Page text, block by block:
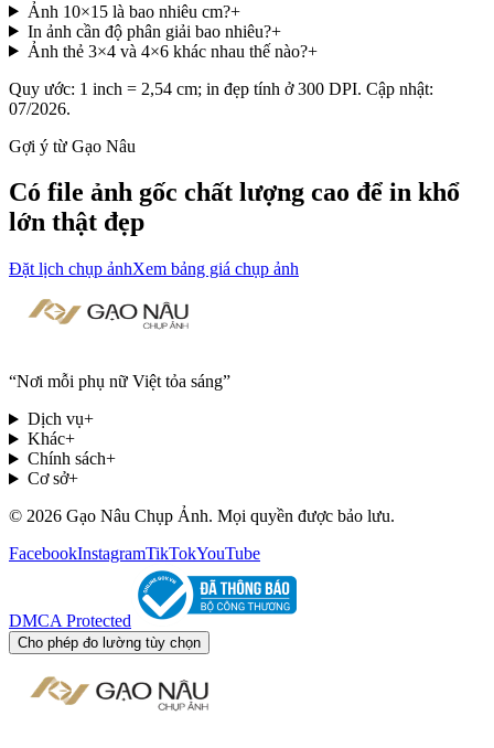
Ảnh 10×15 là bao nhiêu cm?+
In ảnh cần độ phân giải bao nhiêu?+
Ảnh thẻ 3×4 và 4×6 khác nhau thế nào?+
Quy ước: 1 inch = 2,54 cm; in đẹp tính ở 300 DPI. Cập nhật:
07/2026.
Gợi ý từ Gạo Nâu
Có file ảnh gốc chất lượng cao để in khổ
lớn thật đẹp
Đặt lịch chụp ảnhXem bảng giá chụp ảnh
“Nơi mỗi phụ nữ Việt tỏa sáng”
Dịch vụ+
Khác+
Chính sách+
Cơ sở+
© 2026 Gạo Nâu Chụp Ảnh. Mọi quyền được bảo lưu.
FacebookInstagramTikTokYouTube
DMCA Protected
Cho phép đo lường tùy chọn